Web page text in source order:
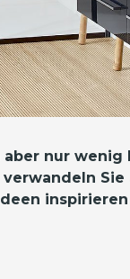
nur wenig
Sie